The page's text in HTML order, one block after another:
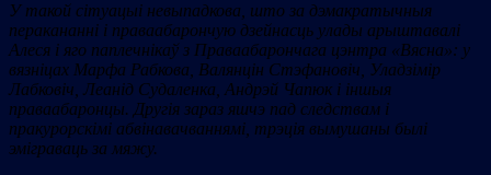
У такой сітуацыі невыпадкова, што за дэмакратычныя
перакананні і праваабарончую дзейнасць улады арыштавалі
Алеся і яго паплечнікаў з Праваабарончага цэнтра «Вясна»: у
вязніцах Марфа Рабкова, Валянцін Стэфановіч, Уладзімір
Лабковіч, Леанід Судаленка, Андрэй Чапюк і іншыя
праваабаронцы. Другія зараз яшчэ пад следствам і
пракурорскімі абвінавачваннямі, трэція вымушаны былі
эміграваць за мяжу.